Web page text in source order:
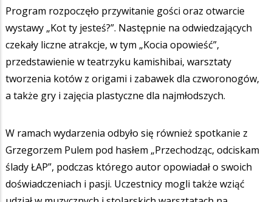
Program rozpoczęło przywitanie gości oraz otwarcie
wystawy „Kot ty jesteś?”. Następnie na odwiedzających
czekały liczne atrakcje, w tym „Kocia opowieść”,
przedstawienie w teatrzyku kamishibai, warsztaty
tworzenia kotów z origami i zabawek dla czworonogów,
a także gry i zajęcia plastyczne dla najmłodszych.
W ramach wydarzenia odbyło się również spotkanie z
Grzegorzem Pulem pod hasłem „Przechodząc, odciskam
ślady ŁAP”, podczas którego autor opowiadał o swoich
doświadczeniach i pasji. Uczestnicy mogli także wziąć